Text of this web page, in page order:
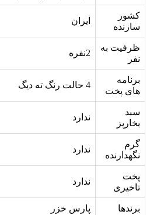
کشور
سازنده
ایران
ظرفیت به
نفر
برنامه
های پخت
سبد
بخارپز
ندارد
گرم
نگهدارنده
ندارد
پخت
تاخیری
ندارد
برندها پارس خزر